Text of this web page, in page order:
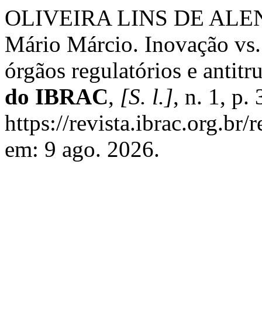
OLIVEIRA LINS DE
Mário Márcio. Inovação
órgãos regulatórios e
do IBRAC, [S. l.], n. 1, p.
https://revista.ibrac.org.br/
em: 9 ago. 2026.